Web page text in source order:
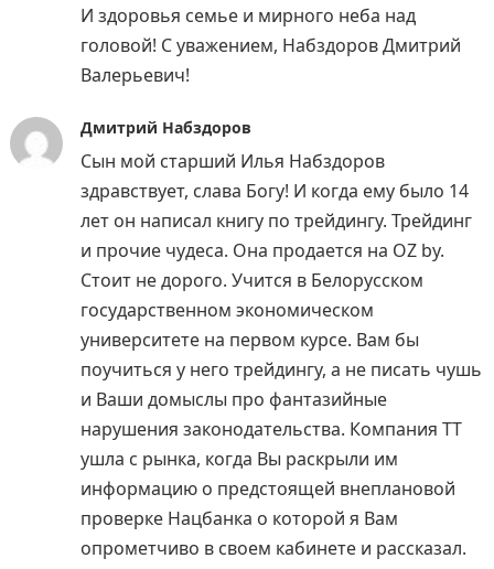
И здоровья семье и мирного неба над
головой! С уважением, Набздоров Дмитрий
Валерьевич!
Дмитрий Набздоров
Сын мой старший Илья Набздоров
здравствует, слава Богу! И когда ему было 14
лет он написал книгу по трейдингу. Трейдинг
и прочие чудеса. Она продается на OZ by.
Стоит не дорого. Учится в Белорусском
государственном экономическом
университете на первом курсе. Вам бы
поучиться у него трейдингу, а не писать чушь
и Ваши домыслы про фантазийные
нарушения законодательства. Компания ТТ
ушла с рынка, когда Вы раскрыли им
информацию о предстоящей внеплановой
проверке Нацбанка о которой я Вам
опрометчиво в своем кабинете и рассказал.